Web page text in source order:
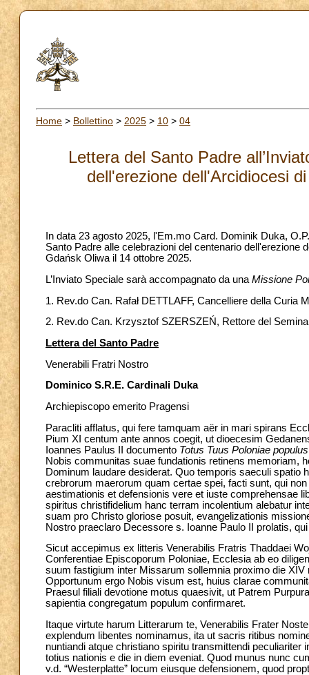
Home > Bollettino > 2025 > 10 > 04
Lettera del Santo Padre
dell'erezione dell'Arcidiocesi
In data 23 agosto 2025, l'Em.mo Card. Dominik Duka,
Santo Padre alle celebrazioni del centenario
Gdańsk Oliwa il 14 ottobre 2025.
L’Inviato Speciale sarà accompagnato da una Missione
1. Rev.do Can. Rafał DETTLAFF, Cancelliere della Curia
2. Rev.do Can. Krzysztof SZERSZEŃ, Rettore del
Lettera del Santo Padre
Venerabili Fratri Nostro
Dominico S.R.E. Cardinali Duka
Archiepiscopo emerito Pragensi
Paracliti afflatus, qui fere tamquam aër in mari spirans
Pium XI centum ante annos coegit, ut dioecesim
Ioannes Paulus II documento Totus Tuus Poloniae populus
Nobis communitas suae fundationis retinens memoriam,
Dominum laudare desiderat. Quo temporis saeculi
crebrorum maerorum quam certae spei, facti sunt, qui
aestimationis et defensionis vere et iuste comprehensae
spiritus christifidelium hanc terram incolentium alebatur
suam pro Christo gloriose posuit, evangelizationis
Nostro praeclaro Decessore s. Ioanne Paulo II prolatis,
Sicut accepimus ex litteris Venerabilis Fratris Thaddaei
Conferentiae Episcoporum Poloniae, Ecclesia ab eo
suum fastigium inter Missarum sollemnia proximo die
Opportunum ergo Nobis visum est, huius clarae
Praesul filiali devotione motus quaesivit, ut Patrem
sapientia congregatum populum confirmaret.
Itaque virtute harum Litterarum te, Venerabilis Frater
explendum libentes nominamus, ita ut sacris ritibus
nuntiandi atque christiano spiritu transmittendi
totius nationis e die in diem eveniat. Quod munus nunc
v.d. “Westerplatte” locum eiusque defensionem, quod